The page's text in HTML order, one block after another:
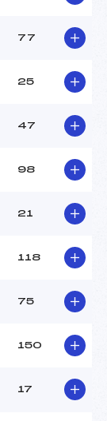
77
25
47
98
21
118
75
150
17